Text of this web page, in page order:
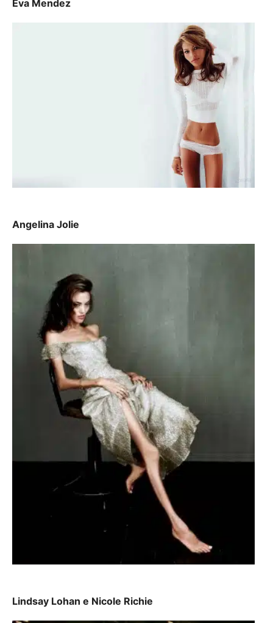
Eva Mendez
Angelina Jolie
Lindsay Lohan e Nicole Richie